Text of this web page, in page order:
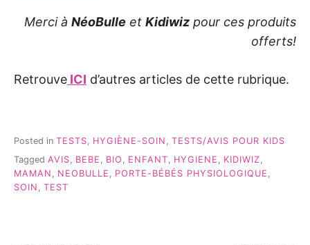
Merci à NéoBulle et Kidiwiz pour ces produits
offerts!
Retrouve ICI d’autres articles de cette rubrique.
Posted in TESTS, HYGIÈNE-SOIN , TESTS/AVIS POUR KIDS
Tagged AVIS BEBE BIO ENFANT HYGIENE KIDIWIZ
MAMAN
NEOBULLE PORTE-BÉBÉS PHYSIOLOGIQUE
SOIN
TEST